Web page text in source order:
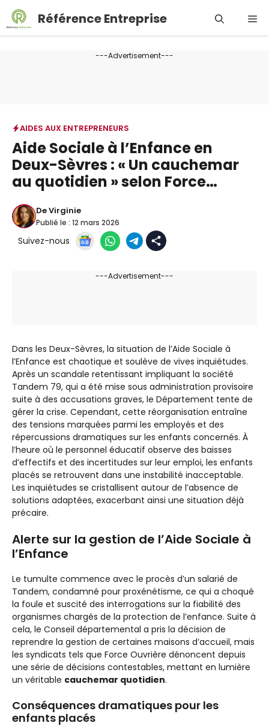
Aller
contenu
Référence Entreprise
---Advertisement---
AIDES AUX ENTREPRENEURS
Aide Sociale à l’Enfance en
Deux-Sèvres : « Un cauchemar
au quotidien » selon Force…
DeVirginie
Publié le : 12 mars 2026
Suivez-nous
---Advertisement---
Dans les Deux-Sèvres, la situation de l’Aide Sociale à
l’Enfance est chaotique et soulève de vives inquiétudes.
Après un scandale retentissant impliquant la société
Tandem 79, qui a été mise sous administration provisoire
suite à des accusations graves, le Département tente de
gérer la crise. Cependant, cette réorganisation entraîne
des tensions marquées parmi les employés et des
répercussions dramatiques sur les enfants concernés. À
l’heure où le personnel éducatif observe des baisses
d’effectifs et des incertitudes sur leur emploi, les enfants
placés se retrouvent dans une instabilité inacceptable.
Les inquiétudes se cristallisent autour de l’absence de
solutions adaptées, exacerbant ainsi une situation déjà
précaire.
Alerte sur la gestion de l’Aide Sociale à
l’Enfance
Le tumulte commence avec le procès d’un salarié de
Tandem, condamné pour proxénétisme, ce qui a choqué
la foule et suscité des interrogations sur la fiabilité des
organismes chargés de la protection de l’enfance. Suite à
cela, le Conseil départemental a pris la décision de
reprendre la gestion de certaines maisons d’accueil, mais
les syndicats tels que Force Ouvrière dénoncent depuis
une série de décisions contestables, mettant en lumière
un véritable cauchemar quotidien.
Conséquences dramatiques pour les
enfants placés